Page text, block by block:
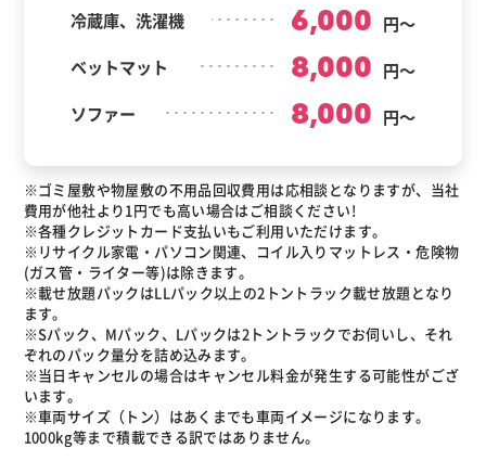
冷蔵庫、洗濯機
6,000 円～
ベットマット
8,000 円～
ソファー
8,000 円～
※ゴミ屋敷や物屋敷の不用品回収費用は応相談となりますが、当社
費用が他社より1円でも高い場合はご相談ください!
※各種クレジットカード支払いもご利用いただけます。
※リサイクル家電・パソコン関連、コイル入りマットレス・危険物
(ガス管・ライター等)は除きます。
※載せ放題パックはLLパック以上の2トントラック載せ放題となり
ます。
※Sパック、Mパック、Lパックは2トントラックでお伺いし、それ
ぞれのパック量分を詰め込みます。
※当日キャンセルの場合はキャンセル料金が発生する可能性がござ
います。
※車両サイズ（トン）はあくまでも車両イメージになります。
1000kg等まで積載できる訳ではありません。